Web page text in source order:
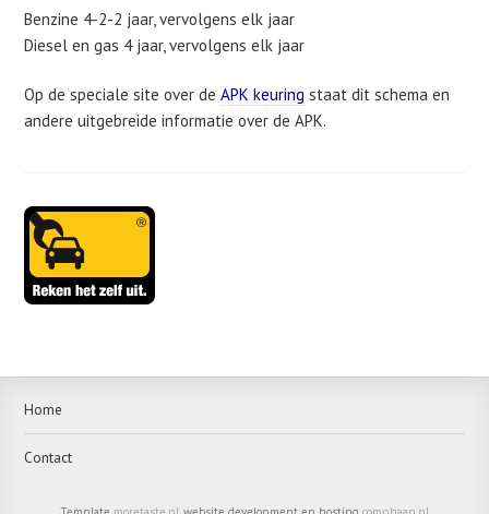
Benzine 4-2-2 jaar, vervolgens elk jaar
Diesel en gas 4 jaar, vervolgens elk jaar
Op de speciale site over deAPK keuring staat dit schema en
andere uitgebreide informatie over de APK.
Sidebar
main
Hoofdmenu
APK
Footer
menu
Home
Contact